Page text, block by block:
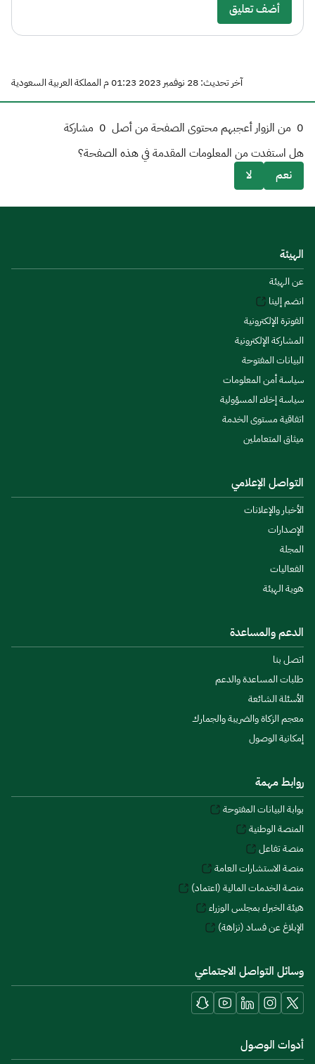
أضف تعليق
آخر تحديث: 28 نوفمبر 2023 01:23 م المملكة العربية السعودية
0 من الزوار أعجبهم محتوى الصفحة من أصل 0 مشاركة
هل استفدت من المعلومات المقدمة في هذه الصفحة؟
نعم
لا
الهيئة
عن الهيئة
انضم إلينا
الفوترة الإلكترونية
المشاركة الإلكترونية
البيانات المفتوحة
سياسة أمن المعلومات
سياسة إخلاء المسؤولية
اتفاقية مستوى الخدمة
ميثاق المتعاملين
التواصل الإعلامي
الأخبار والإعلانات
الإصدارات
المجلة
الفعاليات
هوية الهيئة
الدعم والمساعدة
اتصل بنا
طلبات المساعدة والدعم
الأسئلة الشائعة
معجم الزكاة والضريبة والجمارك
إمكانية الوصول
روابط مهمة
بوابة البيانات المفتوحة
المنصة الوطنية
منصة تفاعل
منصة الاستشارات العامة
منصة الخدمات المالية (اعتماد)
هيئة الخبراء بمجلس الوزراء
الإبلاغ عن فساد (نزاهة)
وسائل التواصل الاجتماعي
أدوات الوصول